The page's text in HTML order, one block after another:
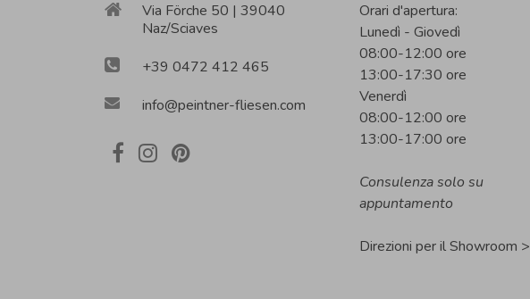
Via Förche 50 | 39040
Naz/Sciaves
+39 0472 412 465
info@peintner-fliesen.com
Orari d'apertura:
Lunedì - Giovedì
08:00-12:00 ore
13:00-17:30 ore
Venerdì
08:00-12:00 ore
13:00-17:00 ore
Consulenza solo su
appuntamento
Direzioni per il Showroom >